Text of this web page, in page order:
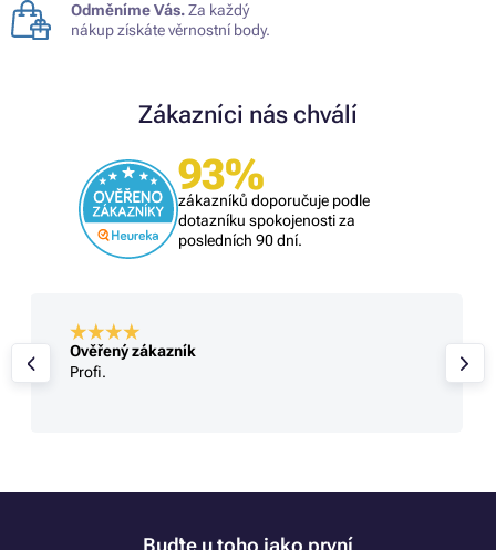
Odměníme Vás.Za každý
nákup získáte věrnostní body.
Zákazníci nás chválí
93%
zákazníků doporučuje podle
dotazníku spokojenosti za
posledních 90 dní.
Ověřený zákazník
Profi.